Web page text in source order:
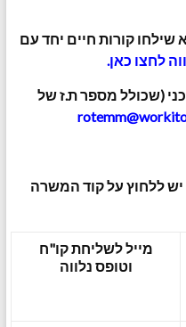
קורות חיים יחד עם
לחצו כאן.
(שכולל מספר ת.ז של
ללחוץ על קוד המשרה
מייל לשליחת קו"ח
וטופס נלווה